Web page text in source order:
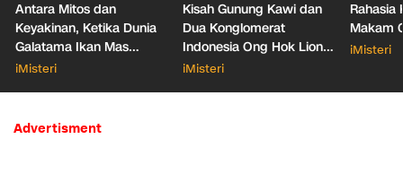
Antara Mitos dan
Keyakinan, Ketika Dunia
Galatama Ikan Mas
Bersentuhan dengan Hal
iMisteri
Kisah Gunung Kawi dan
Dua Konglomerat
Indonesia Ong Hok Liong
hingga Liem Sioe Liong
iMisteri
Rahasia
Makam
iMisteri
Advertisment